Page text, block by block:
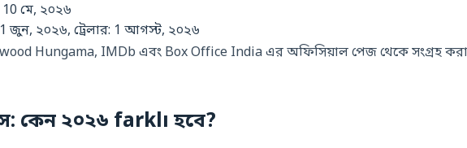
10 মে, ২০২৬
1 জুন, ২০২৬, ট্রেলার: 1 আগস্ট, ২০২৬
Hungama, IMDb এবং Box Office India এর অফিসিয়াল পেজ থেকে সংগ্রহ করা
টস: কেন ২০২৬ farklı হবে?